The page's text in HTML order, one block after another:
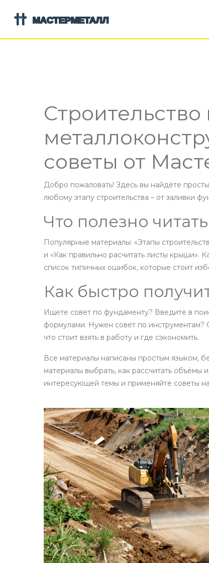
Строительство
советы от
Добро пожаловать! Здесь вы найдёте
любому этапу строительства – от заливки
Что полезно
Популярные материалы: «Этапы
и «Как правильно расчитать листы крыши».
список типичных ошибок, которые стоит
Как быстро
Ищете совет по фундаменту? Введите в
формулами. Нужен совет по инструментам?
что стоит взять в работу и где сэкономить.
Все материалы написаны простым языком,
материалы выбрать, как рассчитать
интересующей темы и применяйте советы